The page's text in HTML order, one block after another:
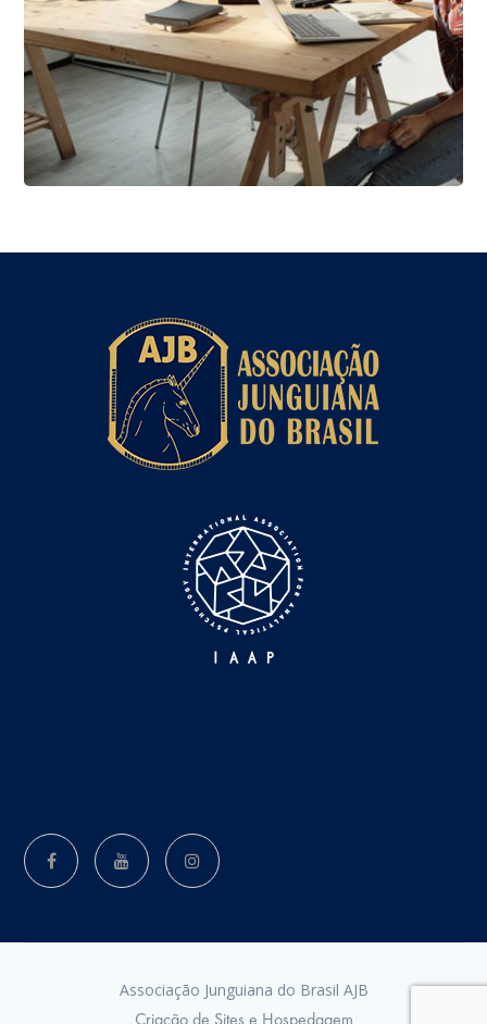
Associação Junguiana do Brasil AJB
Criação de Sites e Hospedagem